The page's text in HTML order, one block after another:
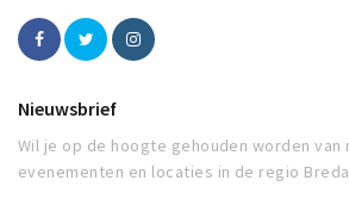
Nieuwsbrief
Wil je op de hoogte gehouden worden van
evenementen en locaties in de regio